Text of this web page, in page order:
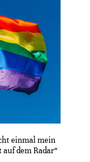
einmal mein
dem Radar“